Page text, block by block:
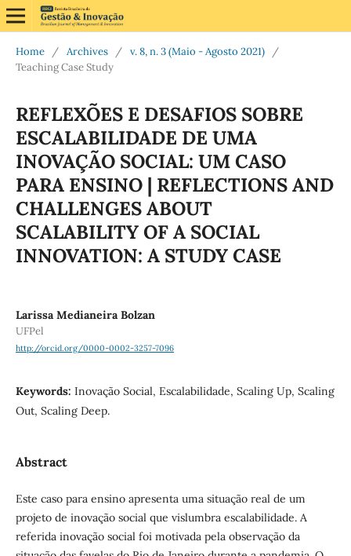
Home / Archives / v. 8, n. 3 (Maio - Agosto 2021)
/
Teaching Case Study
REFLEXÕES E DESAFIOS SOBRE
ESCALABILIDADE DE UMA
INOVAÇÃO SOCIAL: UM CASO
PARA ENSINO | REFLECTIONS AND
CHALLENGES ABOUT
SCALABILITY OF A SOCIAL
INNOVATION: A STUDY CASE
Larissa Medianeira Bolzan
UFPel
http://orcid.org/0000-0002-3257-7096
Keywords: Inovação Social, Escalabilidade, Scaling Up, Scaling
Out, Scaling Deep.
Abstract
Este caso para ensino apresenta uma situação real de um
projeto de inovação social que vislumbra escalabilidade. A
referida inovação social foi motivada pela observação da